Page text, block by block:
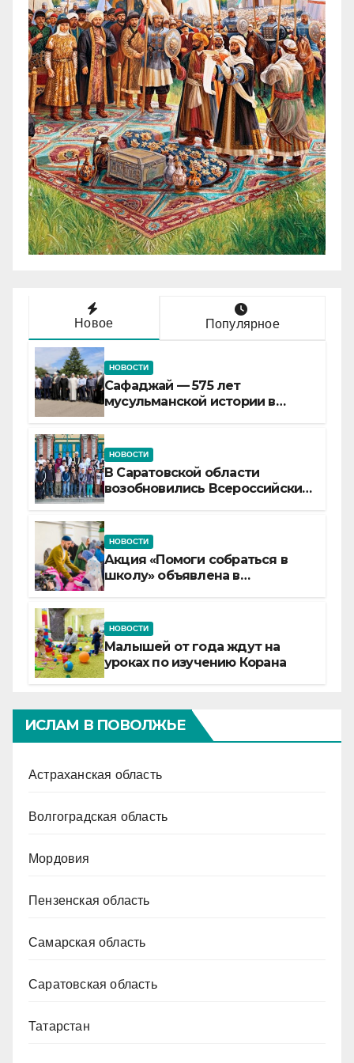
Новое Популярное
НОВОСТИ
Сафаджай — 575 лет
мусульманской истории в
НОВОСТИ
В Саратовской области
возобновились Всероссийские
НОВОСТИ
Акция «Помоги собраться в
школу» объявлена в
НОВОСТИ
Малышей от года ждут на
уроках по изучению Корана
ИСЛАМ В ПОВОЛЖЬЕ
Астраханская область
Волгоградская область
Мордовия
Пензенская область
Самарская область
Саратовская область
Татарстан